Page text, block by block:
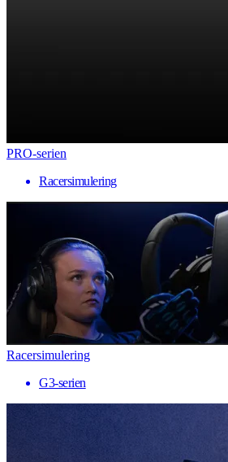
PRO-serien
Racersimulering
Racersimulering
G3-serien